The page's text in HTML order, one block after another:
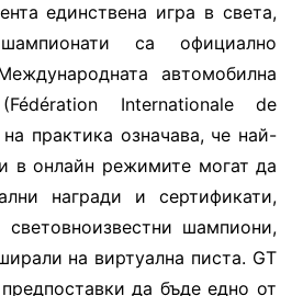
единствена игра в света,
са официално
ната автомобилна
Internationale de
практика означава, че най-
в онлайн режимите могат да
награди и сертификати,
шампиони,
на виртуална писта. GT
да бъде едно от